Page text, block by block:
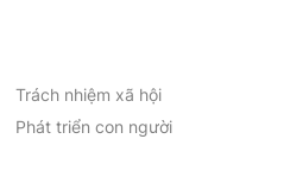
Trách nhiệm xã hội
Phát triển con người